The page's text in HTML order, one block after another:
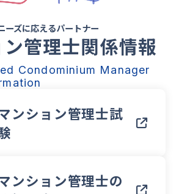
ーズに応えるパートナー
管理士関係情報
Condominium Manager
ンション管理士試
ンション管理士の